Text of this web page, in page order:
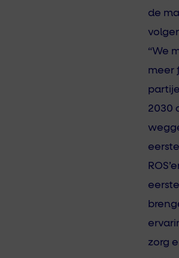
de
“We
meer
2030
zorg